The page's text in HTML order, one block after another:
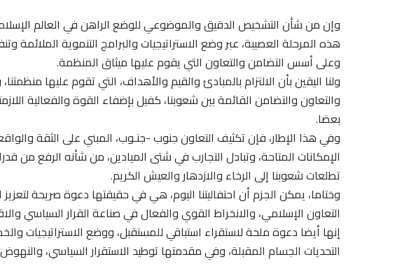
وإن من شأن التشخيص الدقيق والموضوعي للوضع الراهن في العالم
هذه المرحلة العصيبة، عبر وضع الاستراتيجيات والبرامج التنموية الملائمة
وعلى أسس التضامن والتعاون التي يقوم عليها ميثاق المنظمة.
ولنا اليقين بأن الالتزام بالمبادئ والقيم والأهداف، التي تقوم عليها
والتعاون والتضامن القائمة بين شعوبنا، كفيل بإضفاء القوة والفعالية
بعضا.
وفي هذا الإطار، فإن تكثيف التعاون جنوب -جنـوب، المبني على الثقة
الإمكانات المتاحة، وتبادل التجارب في شتى الميادين، من شأنه الرفع من
تطلعات شعوبنا إلى الرخاء والازدهار والعيش الكريم.
وختاما، يمكن الجزم أن احتفاليتنا اليوم، هي في حقيقتها دعوة صريحة
التعاون الإسلامي، والانخراط القوي والفعال في صناعة القرار السياسي
إنها أيضا دعوة ملحة لاستقراء استباقي للمستقبل، ووضع الاستراتيجيات
التحديات الجسام المقبلة، وفي مقدمتها توطيد الاستقرار السياسي،